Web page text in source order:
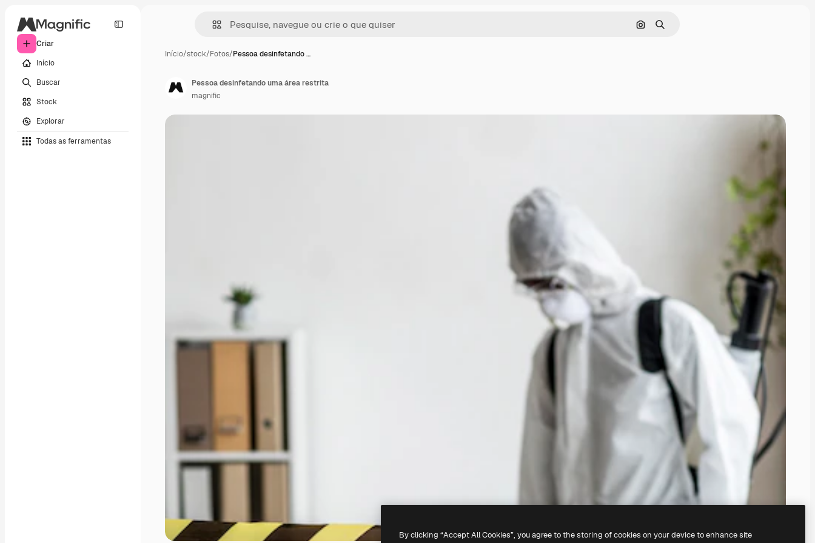
Criar
Início
Buscar
Stock
Explorar
Todas as ferramentas
Pesquisar por imagem
Buscar
Início/stock/Fotos/Pessoa desinfetando …
Pessoa desinfetando uma área restrita
magnific
By clicking “Accept All Cookies”, you agree to the storing of cookies on your device to enhance site